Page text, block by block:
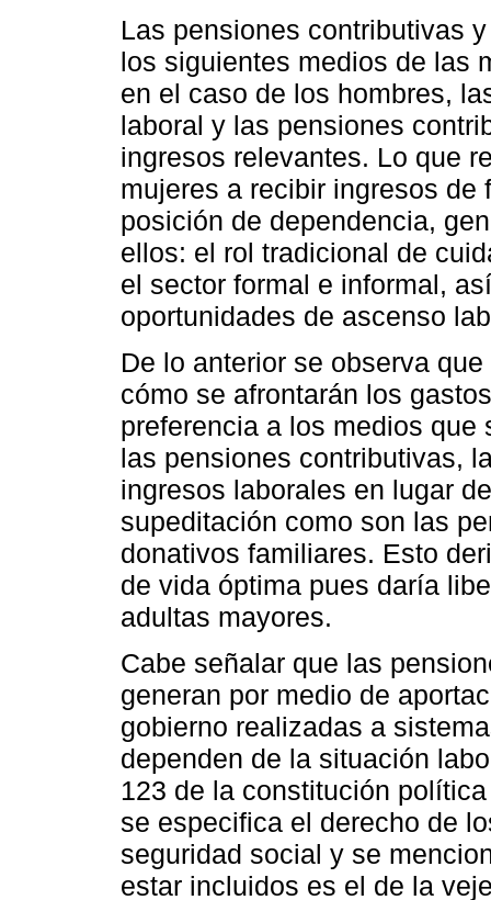
Las pensiones contributivas
los siguientes medios de las
en el caso de los hombres,
laboral y las pensiones
ingresos relevantes. Lo que
mujeres a recibir ingresos
posición de dependencia,
ellos: el rol tradicional de
el sector formal e informal,
oportunidades de ascenso
De lo anterior se observa
cómo se afrontarán los
preferencia a los medios que
las pensiones contributivas,
ingresos laborales en lugar
supeditación como son las
donativos familiares. Esto
de vida óptima pues daría
adultas mayores.
Cabe señalar que las
generan por medio de
gobierno realizadas a
dependen de la situación
123 de la constitución
se especifica el derecho de
seguridad social y se
estar incluidos es el de la